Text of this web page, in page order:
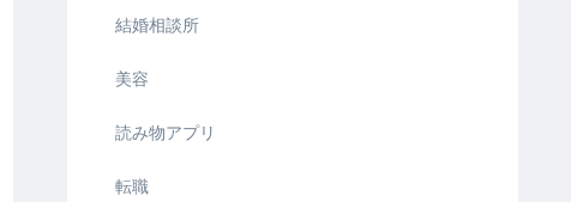
結婚相談所
美容
読み物アプリ
転職